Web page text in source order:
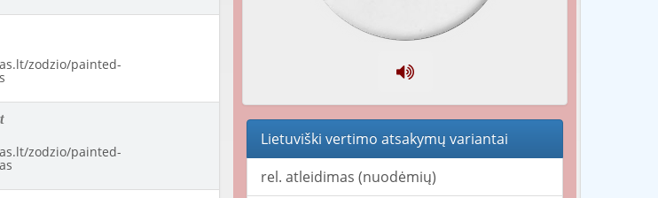
zodzio/painted-
zodzio/painted-
Lietuviški vertimo atsakymų variantai
rel. atleidimas (nuodėmių)